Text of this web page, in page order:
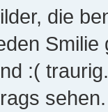
die
:(